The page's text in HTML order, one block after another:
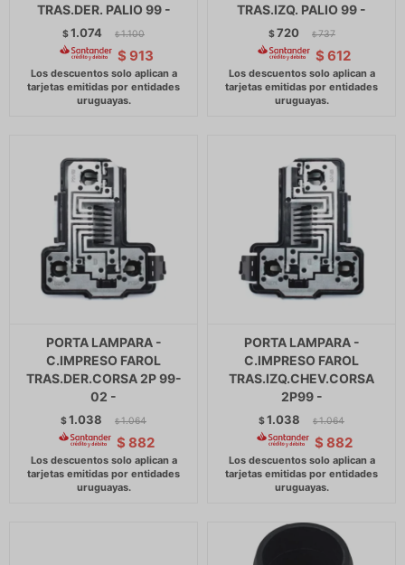
TRAS.DER. PALIO 99 -
$1.074 $ 1.100
$ 913
TRAS.IZQ. PALIO 99 -
$720 $ 737
$ 612
PORTA LAMPARA -
C.IMPRESO FAROL
TRAS.DER.CORSA 2P 99-
02 -
$1.038 $ 1.064
$ 882
PORTA LAMPARA -
C.IMPRESO FAROL
TRAS.IZQ.CHEV.CORSA
2P99 -
$1.038 $ 1.064
$ 882